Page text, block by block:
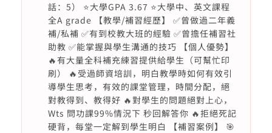
話：5） ⭐️大學GPA 3.67 ⭐️大學中、英文課程
全A grade 【教學/補習經歷】 ✅曾做過二年義
補/私補 ✅有到校教大班的經驗 ✅曾擔任補習社
助教 ✅能掌握與學生溝通的技巧 【個人優勢】
🔥有大量全科補充練習提供給學生（可幫忙印
刷） 🔥受過師資培訓，明白教學時如何有效引
導學生思考，有效的課堂管理，時間分配，絕
對教得到、教得好 🔥對學生的問題絕對上心，
Wts 問功課99%情況下 秒回解答你 🔥拒絕死記
硬背，每堂一定解到學生明白 【補習案例】 🎯